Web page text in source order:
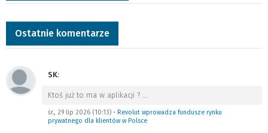
Ostatnie komentarze
SK:
Ktoś już to ma w aplikacji ? …
śr., 29 lip 2026 (10:13) • Revolut wprowadza fundusze rynku
prywatnego dla klientów w Polsce